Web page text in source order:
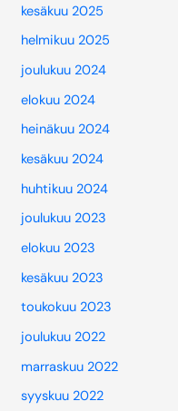
kesäkuu 2025
helmikuu 2025
joulukuu 2024
elokuu 2024
heinäkuu 2024
kesäkuu 2024
huhtikuu 2024
joulukuu 2023
elokuu 2023
kesäkuu 2023
toukokuu 2023
joulukuu 2022
marraskuu 2022
syyskuu 2022